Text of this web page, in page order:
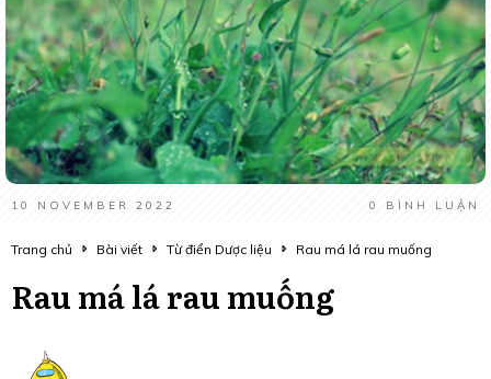
10 NOVEMBER 2022 0 BÌNH LUẬN
Trang chủ Bài viết Từ điển Dược liệu Rau má lá rau muống
Rau má lá rau muống